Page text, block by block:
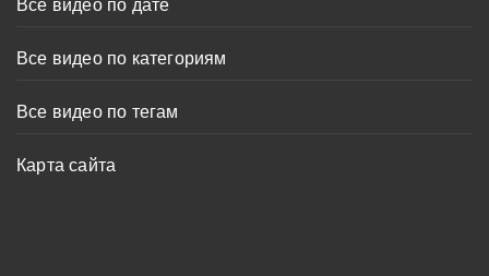
Все видео по дате
Все видео по категориям
Все видео по тегам
Карта сайта